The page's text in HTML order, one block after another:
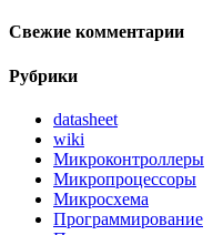
Свежие комментарии
Рубрики
datasheet
wiki
Микроконтроллеры
Микропроцессоры
Микросхема
Программирование